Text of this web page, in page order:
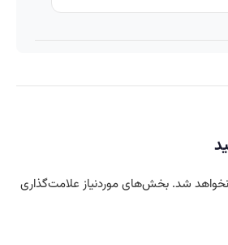
شد. بخش‌های موردنیاز علامت‌گذاری